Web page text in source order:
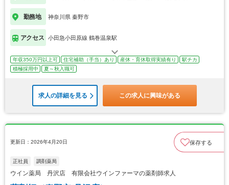
勤務地 神奈川県 秦野市
アクセス 小田急小田原線 鶴巻温泉駅
年収350万円以上可 住宅補助（手当）あり 産休・育休取得実績有り
駅チカ
積極採用中
夏～秋入職可
求人の詳細を見る この求人に興味がある
更新日：2026年4月20日 保存する
正社員 調剤薬局
ウイン薬局 丹沢店 有限会社ウインファーマの薬剤師求人